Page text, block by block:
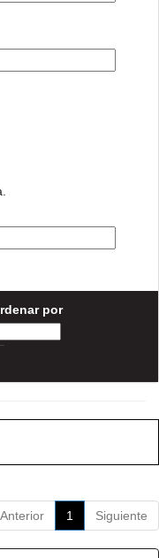
por
Anterior 1 Siguiente